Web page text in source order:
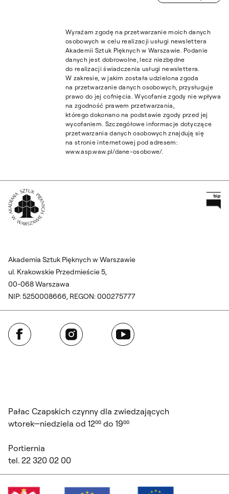
Wyrażam zgodę na przetwarzanie moich danych
osobowych w celu realizacji usługi newslettera
Akademii Sztuk Pięknych w Warszawie. Podanie
danych jest dobrowolne, lecz niezbędne
do realizacji świadczenia usługi newslettera.
W zakresie, w jakim została udzielona zgoda
na przetwarzanie danych osobowych, przysługuje
prawo do jej cofnięcia. Wycofanie zgody nie wpływa
na zgodność prawem przetwarzania,
którego dokonano na podstawie zgody przed jej
wycofaniem. Szczegółowe informacje dotyczące
przetwarzania danych osobowych znajdują się
na stronie internetowej pod adresem:
www.asp.waw.pl/dane-osobowe/.
Akademia Sztuk Pięknych w Warszawie
ul. Krakowskie Przedmieście 5,
00-068 Warszawa
NIP: 5250008666, REGON: 000275777
Facebook Instagram YouTube
Pałac Czapskich czynny dla zwiedzających
wtorek—niedziela od 12⁰⁰ do 19⁰⁰
Portiernia
tel. 22 320 02 00